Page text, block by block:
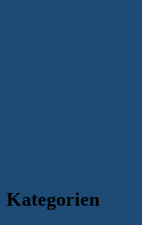
Kategorien